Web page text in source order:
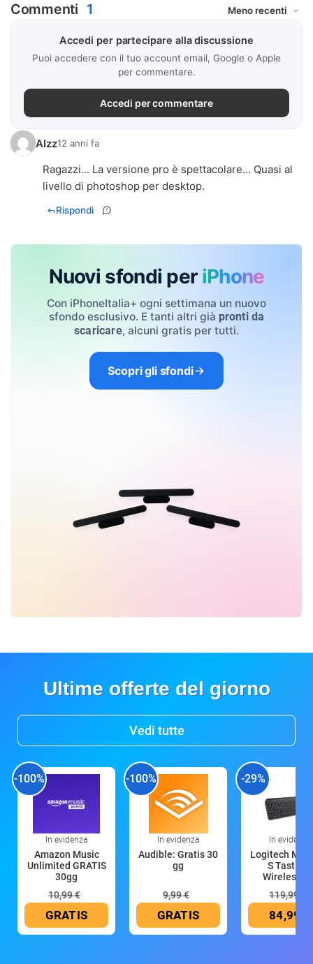
Commenti 1
Accedi per partecipare alla discussione
Puoi accedere con il tuo account email, Google o Apple
per commentare.
Accedi per commentare
Alzz12 anni fa
Ragazzi... La versione pro è spettacolare... Quasi al
livello di photoshop per desktop.
Rispondi
Nuovi sfondi per iPhone
Con iPhoneItalia+ ogni settimana un nuovo
sfondo esclusivo. E tanti altri già pronti da
scaricare, alcuni gratis per tutti.
Scopri gli sfondi
Ultime offerte del giorno
Vedi tutte
-100%
In evidenza
Amazon Music
Unlimited GRATIS
30gg
10,99 €
GRATIS
-100%
In evidenza
Audible: Gratis 30
gg
9,99 €
GRATIS
-29%
In evidenza
Logitech MX
S Tastiera
Wireless
119,99 €
84,99 €